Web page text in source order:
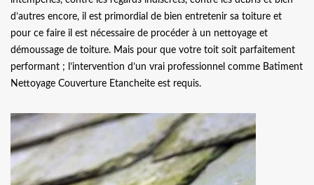
d’autres encore, il est primordial de bien entretenir sa toiture et
pour ce faire il est nécessaire de procéder à un nettoyage et
démoussage de toiture. Mais pour que votre toit soit parfaitement
performant ; l’intervention d’un vrai professionnel comme Batiment
Nettoyage Couverture Etancheite est requis.